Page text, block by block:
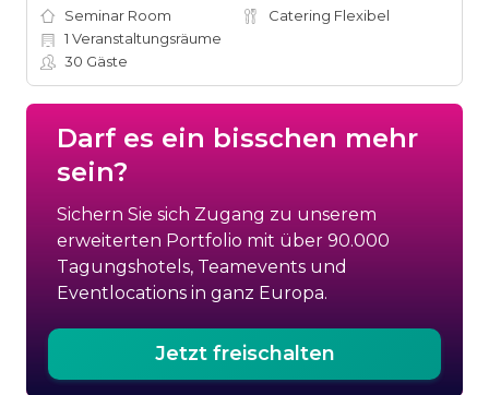
Seminar Room
Catering Flexibel
1 Veranstaltungsräume
30 Gäste
Darf es ein bisschen mehr
sein?
Sichern Sie sich Zugang zu unserem
erweiterten Portfolio mit über 90.000
Tagungshotels, Teamevents und
Eventlocations in ganz Europa.
Jetzt freischalten